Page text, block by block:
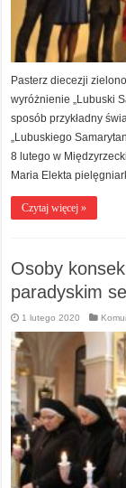
Pasterz diecezji
wyróżnienie „Lubuski
sposób przykładny
„Lubuskiego
8 lutego w
Maria Elekta
Czytaj więcej »
Osoby
paradyskim
1 lutego 2020